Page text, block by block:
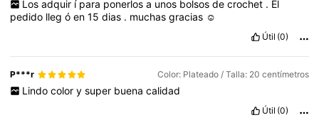
Los adquir í para ponerlos a unos bolsos de crochet . El
pedido llegóen15dias . muchasgracias ☺️
Útil (0)
P***r Color: Plateado / Talla: 20 centímetros
Lindo color y super buena calidad
Útil (0)